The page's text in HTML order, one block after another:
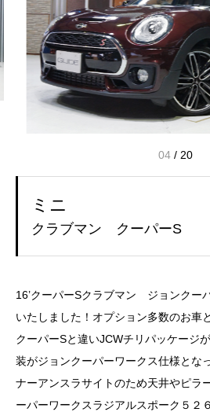
04 / 20
ミニ
クラブマン クーパーS
16’クーパーSクラブマン ジョンクー
いたしました！オプション多数のお車
クーパーSと違いJCWチリパッケージ
装がジョンクーパーワークス仕様とな
ナーアンスラサイトのため天井やピラ
ーパーワークスラジアルスポーク５２